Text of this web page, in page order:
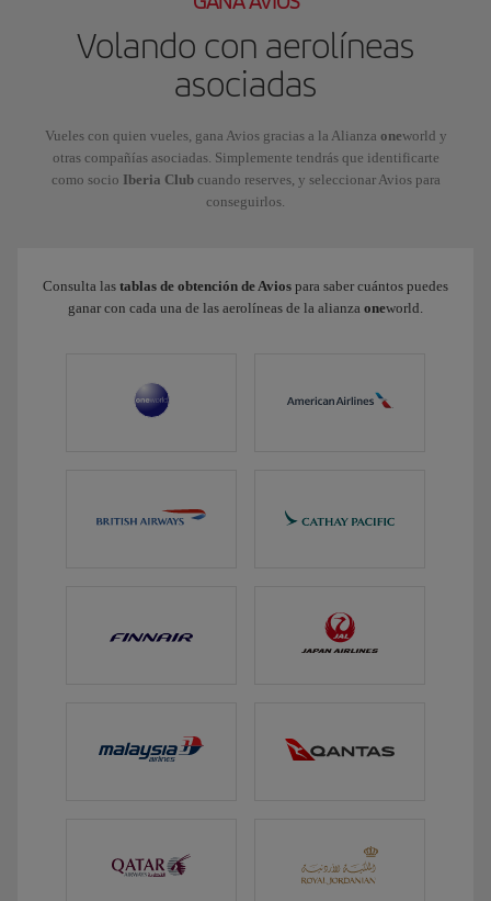
Volando con aerolíneas
asociadas
Vueles con quien vueles, gana Avios gracias a la Alianza oneworld y
otras compañías asociadas. Simplemente tendrás que identificarte
como socio Iberia Clubcuando reserves, y seleccionar Avios para
conseguirlos.
Consulta las tablas de obtención de Avios para saber cuántos puedes
ganar con cada una de las aerolíneas de la alianza oneworld.